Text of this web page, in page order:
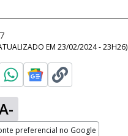
EM 23/02/2024 - 23H26)
preferencial no Google